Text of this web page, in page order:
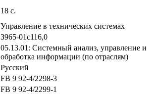
18 с.
Управление в технических системах
З965-01с116,0
05.13.01: Системный анализ, управление и
обработка информации (по отраслям)
Русский
FB 9 92-4/2298-3
FB 9 92-4/2299-1